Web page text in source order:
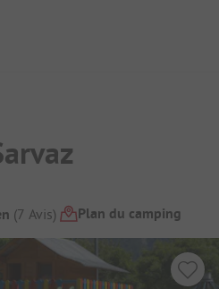
(7 Avis) Plan du camping